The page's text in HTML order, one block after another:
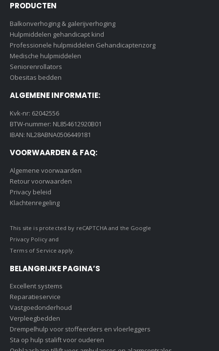
PRODUCTEN
Balkonverhoging & galerijverhoging
Hulpmiddelen gehandicapt kind
Professionele hulpmiddelen Gehandicaptenzorg
Medische hulpmiddelen
Seniorenrollators
Obesitas bedden
ALGEMENE INFORMATIE:
Kvk-nr: 62042556
BTW-nummer: NL854612920B01
IBAN: NL28ABNA0506449181
VOORWAARDEN & FAQ:
Algemene voorwaarden
Retour voorwaarden
Privacy beleid
Klachtenregeling
This site is protected by reCAPTCHA and the Google
Privacy Policyand
Terms of Service apply.
BELANGRIJKE PAGINA’S
Excellent systems
Reparatieservice
Vastgoedonderhoud
Verpleegbedden
Drempelhulp voor stoffeerders en vloerleggers
Sta op hulp stalift voor ouderen